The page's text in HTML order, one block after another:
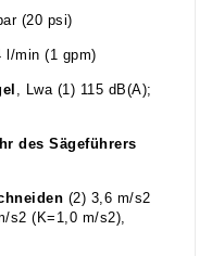
(20 psi)
l/min (1 gpm)
, Lwa (1) 115 dB(A);
des Sägeführers
(2) 3,6 m/s2
s2 (K=1,0 m/s2),